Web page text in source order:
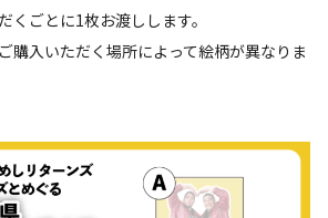
くごとに1枚お渡しします。
購入いただく場所によって絵柄が異なりま